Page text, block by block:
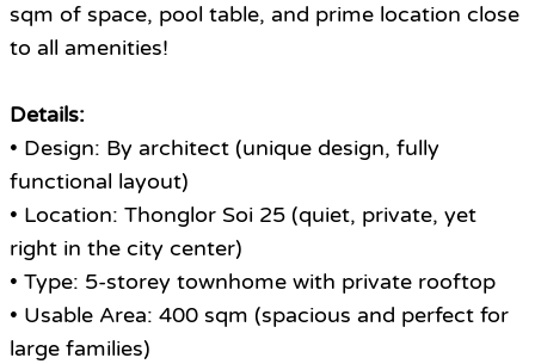
sqm of space, pool table, and prime location close
to all amenities!
Details:
• Design: By architect (unique design, fully
functional layout)
• Location: Thonglor Soi 25 (quiet, private, yet
right in the city center)
• Type: 5-storey townhome with private rooftop
• Usable Area: 400 sqm (spacious and perfect for
large families)